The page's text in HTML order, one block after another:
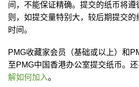
间，不能保证精确。提交的纸币将
则，如提交量特别大，较后期提交
时间。
PMG收藏家会员（基础或以上）和
至PMG中国香港办公室提交纸币。还
解如何加入。